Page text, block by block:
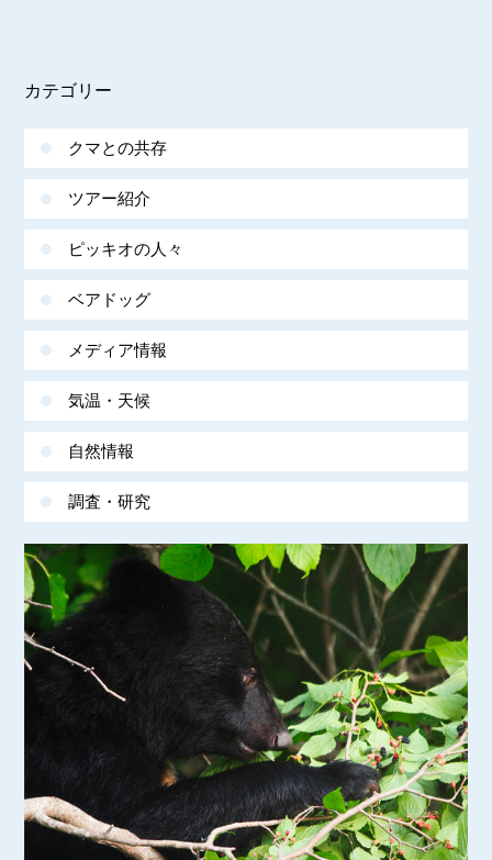
カテゴリー
クマとの共存
ツアー紹介
ピッキオの人々
ベアドッグ
メディア情報
気温・天候
自然情報
調査・研究